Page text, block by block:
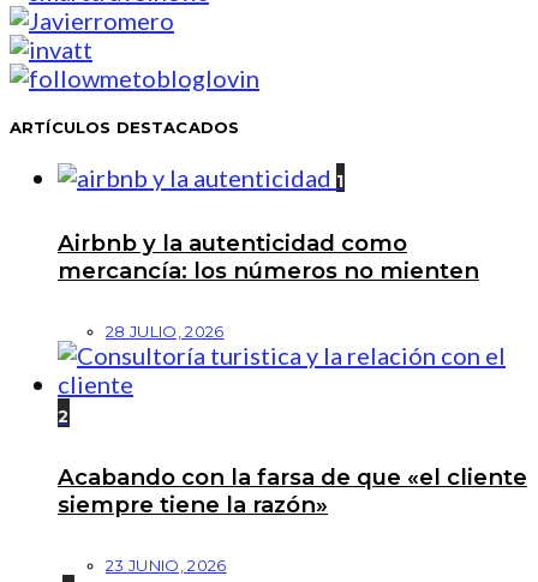
ARTÍCULOS DESTACADOS
1
Airbnb y la autenticidad como
mercancía: los números no mienten
28 JULIO, 2026
2
Acabando con la farsa de que «el cliente
siempre tiene la razón»
23 JUNIO, 2026